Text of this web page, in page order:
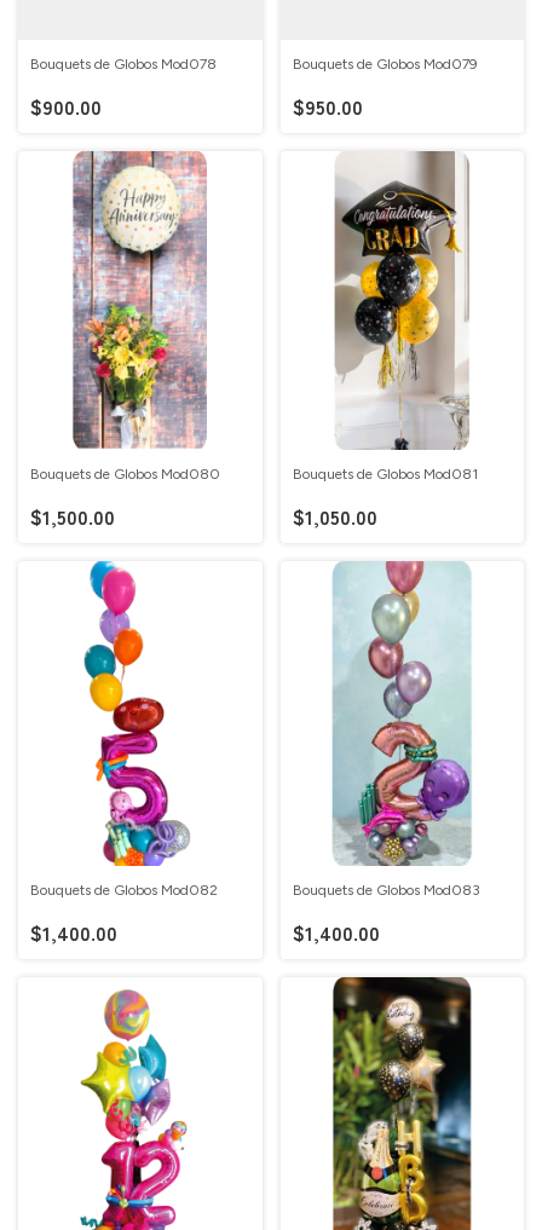
Bouquets de Globos Mod078
$900.00
Bouquets de Globos Mod079
$950.00
Bouquets de Globos Mod080
$1,500.00
Bouquets de Globos Mod081
$1,050.00
Bouquets de Globos Mod082
$1,400.00
Bouquets de Globos Mod083
$1,400.00